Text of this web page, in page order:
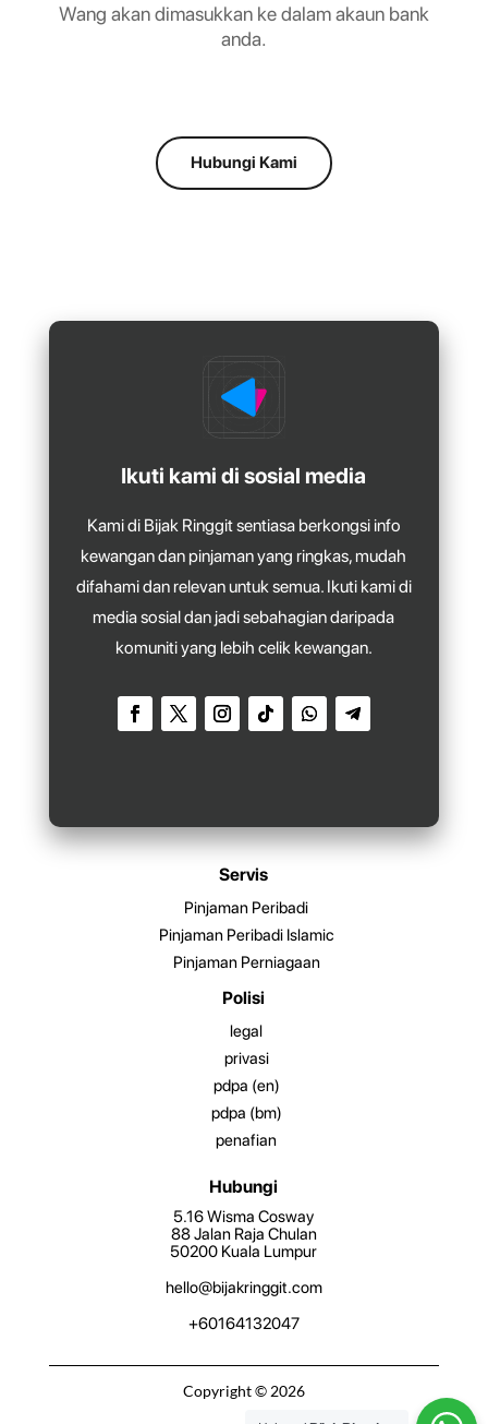
Wang akan dimasukkan ke dalam akaun bank
anda.
Hubungi Kami
Ikuti kami di sosial media
Kami di Bijak Ringgit sentiasa berkongsi info
kewangan dan pinjaman yang ringkas, mudah
difahami dan relevan untuk semua. Ikuti kami di
media sosial dan jadi sebahagian daripada
komuniti yang lebih celik kewangan.
Servis
Pinjaman Peribadi
Pinjaman Peribadi Islamic
Pinjaman Perniagaan
Polisi
legal
privasi
pdpa (en)
pdpa (bm)
penafian
Hubungi
5.16 Wisma Cosway
88 Jalan Raja Chulan
50200 Kuala Lumpur
hello@bijakringgit.com
+60164132047
Copyright © 2026